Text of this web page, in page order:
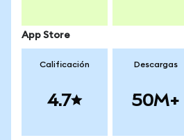
App Store
Calificación
4.7
Descargas
50M+